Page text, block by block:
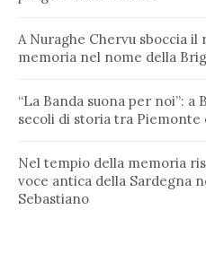
A Nuraghe Chervu sboccia
memoria nel nome della
“La Banda suona per noi”: a
secoli di storia tra Piemonte
Nel tempio della memoria
voce antica della Sardegna
Sebastiano